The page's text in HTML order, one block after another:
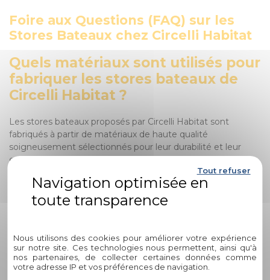
Foire aux Questions (FAQ) sur les
Stores Bateaux chez Circelli Habitat
Quels matériaux sont utilisés pour
fabriquer les stores bateaux de
Circelli Habitat ?
Les stores bateaux proposés par Circelli Habitat sont
fabriqués à partir de matériaux de haute qualité
soigneusement sélectionnés pour leur durabilité et leur
esthétique. Parmi les matériaux couramment utilisés, on
retrouve le lin, le coton, le polyester et d'autres tissus de
qualité supérieure.
Quelles options de contrôle de la
stores bateaux de Circelli Habitat
?
Nous utilisons des cookies pour améliorer votre expérience
sur notre site. Ces technologies nous permettent, ainsi qu'à
nos partenaires, de collecter certaines données comme
votre adresse IP et vos préférences de navigation.
Tout refuser